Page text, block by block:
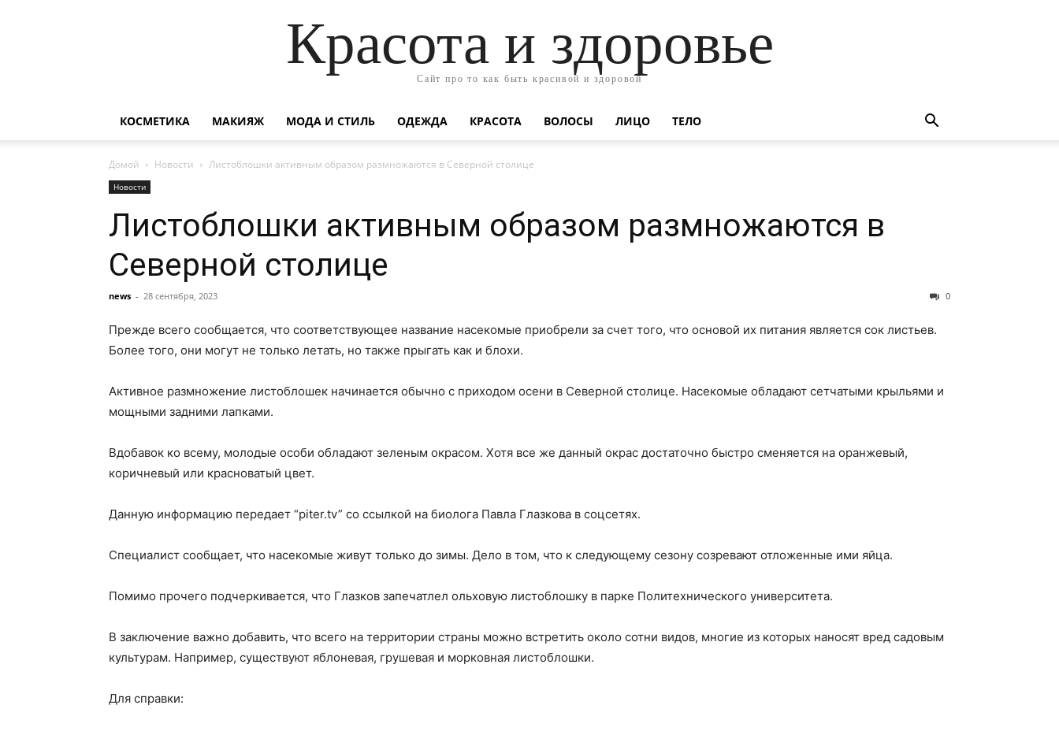
Красота и здоровье
Сайт про то как быть красивой и здоровой
КОСМЕТИКА МАКИЯЖ МОДА И СТИЛЬ ОДЕЖДА КРАСОТА ВОЛОСЫ ЛИЦО ТЕЛО
Домой Новости Листоблошки активным образом размножаются в Северной столице
Новости
Листоблошки активным образом размножаются в
Северной столице
news - 28 сентября, 2023 0
Прежде всего сообщается, что соответствующее название насекомые приобрели за счет того, что основой их питания является сок листьев.
Более того, они могут не только летать, но также прыгать как и блохи.
Активное размножение листоблошек начинается обычно с приходом осени в Северной столице. Насекомые обладают сетчатыми крыльями и
мощными задними лапками.
Вдобавок ко всему, молодые особи обладают зеленым окрасом. Хотя все же данный окрас достаточно быстро сменяется на оранжевый,
коричневый или красноватый цвет.
Данную информацию передает “piter.tv” со ссылкой на биолога Павла Глазкова в соцсетях.
Специалист сообщает, что насекомые живут только до зимы. Дело в том, что к следующему сезону созревают отложенные ими яйца.
Помимо прочего подчеркивается, что Глазков запечатлел ольховую листоблошку в парке Политехнического университета.
В заключение важно добавить, что всего на территории страны можно встретить около сотни видов, многие из которых наносят вред садовым
культурам. Например, существуют яблоневая, грушевая и морковная листоблошки.
Для справки: